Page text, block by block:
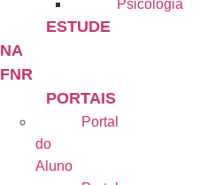
Psicologia
ESTUDE
NA
FNR
PORTAIS
Portal
do
Aluno